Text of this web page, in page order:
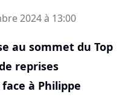
2024 à 13:00
au sommet du Top
reprises
à Philippe